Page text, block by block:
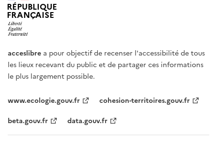
RÉPUBLIQUE
FRANÇAISE
acceslibre a pour objectif de recenser l'accessibilité de tous
les lieux recevant du public et de partager ces informations
le plus largement possible.
www.ecologie.gouv.fr
cohesion-territoires.gouv.fr
beta.gouv.fr
data.gouv.fr